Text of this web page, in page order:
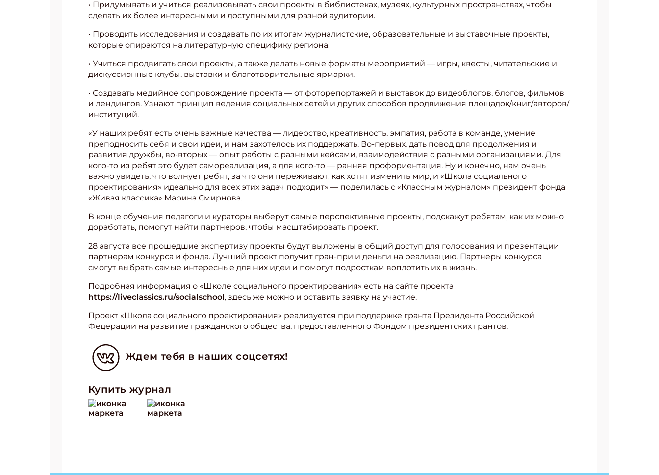
• Придумывать и учиться реализовывать свои проекты в библиотеках, музеях, культурных пространствах, чтобы
сделать их более интересными и доступными для разной аудитории.
• Проводить исследования и создавать по их итогам журналистские, образовательные и выставочные проекты,
которые опираются на литературную специфику региона.
• Учиться продвигать свои проекты, а также делать новые форматы мероприятий — игры, квесты, читательские и
дискуссионные клубы, выставки и благотворительные ярмарки.
• Создавать медийное сопровождение проекта — от фоторепортажей и выставок до видеоблогов, блогов, фильмов
и лендингов. Узнают принцип ведения социальных сетей и других способов продвижения площадок/книг/авторов/
институций.
«У наших ребят есть очень важные качества — лидерство, креативность, эмпатия, работа в команде, умение
преподносить себя и свои идеи, и нам захотелось их поддержать. Во-первых, дать повод для продолжения и
развития дружбы, во-вторых — опыт работы с разными кейсами, взаимодействия с разными организациями. Для
кого-то из ребят это будет самореализация, а для кого-то — ранняя профориентация. Ну и конечно, нам очень
важно увидеть, что волнует ребят, за что они переживают, как хотят изменить мир, и «Школа социального
проектирования» идеально для всех этих задач подходит» — поделилась с «Классным журналом» президент фонда
«Живая классика» Марина Смирнова.
В конце обучения педагоги и кураторы выберут самые перспективные проекты, подскажут ребятам, как их можно
доработать, помогут найти партнеров, чтобы масштабировать проект.
28 августа все прошедшие экспертизу проекты будут выложены в общий доступ для голосования и презентации
партнерам конкурса и фонда. Лучший проект получит гран-при и деньги на реализацию. Партнеры конкурса
смогут выбрать самые интересные для них идеи и помогут подросткам воплотить их в жизнь.
Подробная информация о «Школе социального проектирования» есть на сайте проекта
https://liveclassics.ru/socialschool, здесь же можно и оставить заявку на участие.
Проект «Школа социального проектирования» реализуется при поддержке гранта Президента Российской
Федерации на развитие гражданского общества, предоставленного Фондом президентских грантов.
Ждем тебя в наших соцсетях!
Купить журнал